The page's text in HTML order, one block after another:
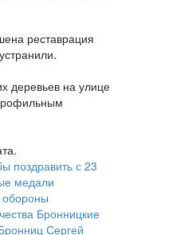
реставрация
деревьев на улице
поздравить с 23
медали
Бронницкие
Сергей